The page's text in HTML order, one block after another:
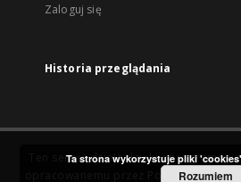
Zaloguj się
Historia przeglądania
Ten serwis działa dzięki
Poznańskie
Ta strona wykorzystuje pliki
Rozumiem